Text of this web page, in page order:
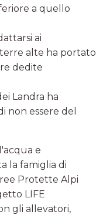
a quello
ai
alte ha portato
dedite
Landra ha
non essere del
e
la famiglia di
Protette Alpi
LIFE
gli allevatori,